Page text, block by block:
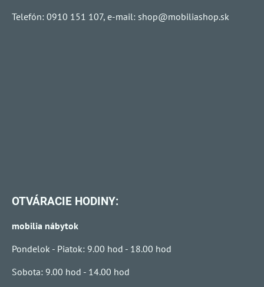
Telefón: 0910 151 107, e-mail: shop@mobiliashop.sk
OTVÁRACIE HODINY:
mobilia nábytok
Pondelok - Piatok: 9.00 hod - 18.00 hod
Sobota: 9.00 hod - 14.00 hod